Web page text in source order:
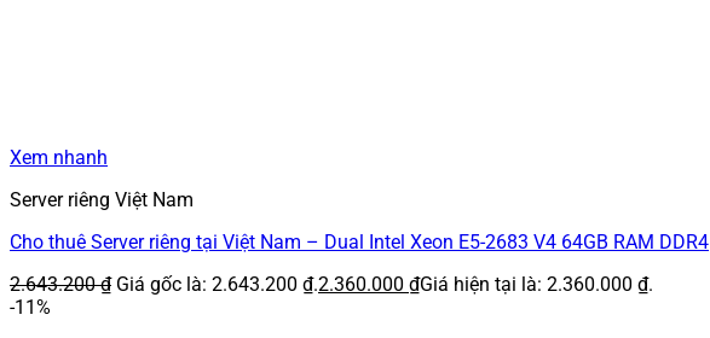
Xem nhanh
Server riêng Việt Nam
Cho thuê Server riêng tại Việt Nam – Dual Intel Xeon E5-2683 V4 64GB RAM DDR4
2.643.200₫ Giá gốc là: 2.643.200 ₫.2.360.000 ₫Giá hiện tại là: 2.360.000 ₫.
-11%